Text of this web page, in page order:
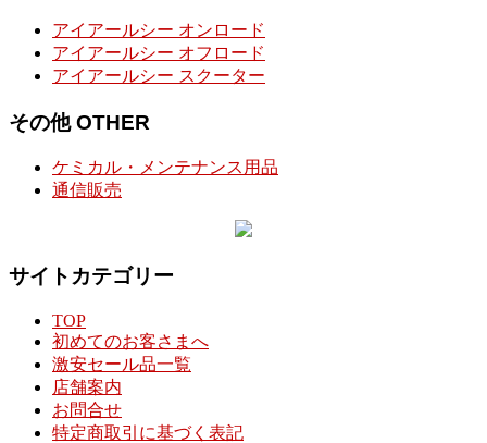
アイアールシー オンロード
アイアールシー オフロード
アイアールシー スクーター
その他 OTHER
ケミカル・メンテナンス用品
通信販売
サイトカテゴリー
TOP
初めてのお客さまへ
激安セール品一覧
店舗案内
お問合せ
特定商取引に基づく表記